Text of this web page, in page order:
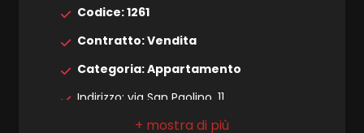
Codice: 1261
Contratto: Vendita
Categoria: Appartamento
Indirizzo: via San Paolino, 11
Comune: Lucca